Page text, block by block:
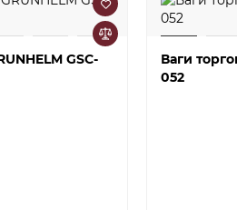
GSC-
Ваги
052